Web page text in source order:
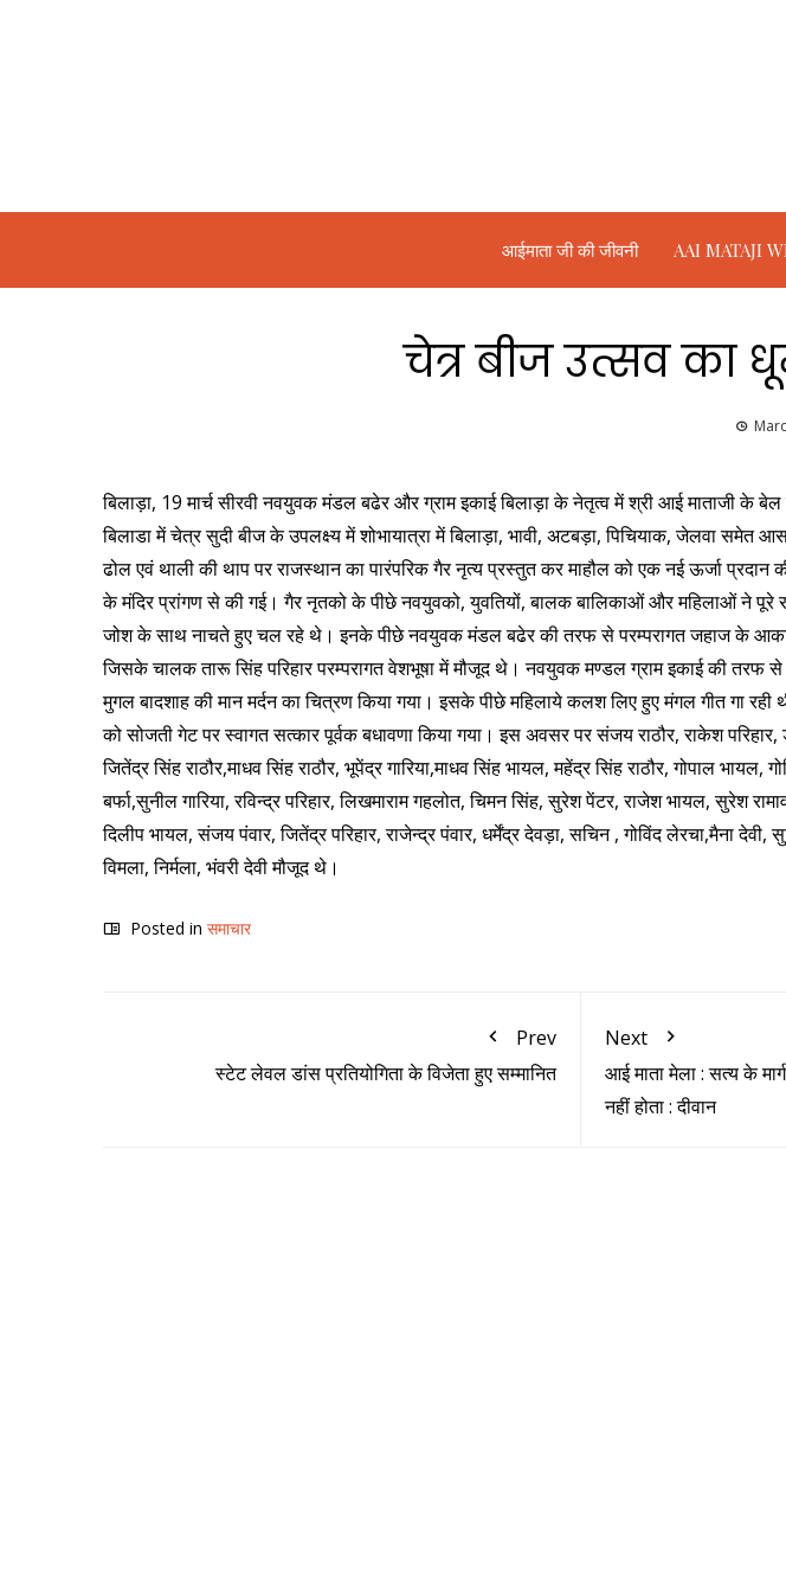
आईमाता जी की जीवनी AAI MATAJI
चेत्र बीज उत्सव
बिलाड़ा, 19 मार्च सीरवी नवयुवक मंडल बढेर और ग्राम इकाई बिलाड़ा के नेतृत्व में श्री आई माताजी के बेल
बिलाडा में चेत्र सुदी बीज के उपलक्ष्य में शोभायात्रा में बिलाड़ा, भावी, अटबड़ा, पिचियाक, जेलवा
ढोल एवं थाली की थाप पर राजस्थान का पारंपरिक गैर नृत्य प्रस्तुत कर माहौल को एक नई ऊर्जा
के मंदिर प्रांगण से की गई। गैर नृतको के पीछे नवयुवको, युवतियों, बालक बालिकाओं और महिलाओं ने पूरे
जोश के साथ नाचते हुए चल रहे थे। इनके पीछे नवयुवक मंडल बढेर की तरफ से परम्परागत जहाज के
जिसके चालक तारू सिंह परिहार परम्परागत वेशभूषा में मौजूद थे। नवयुवक मण्डल ग्राम इकाई की तरफ से
मुगल बादशाह की मान मर्दन का चित्रण किया गया। इसके पीछे महिलाये कलश लिए हुए मंगल गीत गा रही
को सोजती गेट पर स्वागत सत्कार पूर्वक बधावणा किया गया। इस अवसर पर संजय राठौर, राकेश परिहार,
जितेंद्र सिंह राठौर,माधव सिंह राठौर, भूपेंद्र गारिया,माधव सिंह भायल, महेंद्र सिंह राठौर, गोपाल भायल,
बर्फा,सुनील गारिया, रविन्द्र परिहार, लिखमाराम गहलोत, चिमन सिंह, सुरेश पेंटर, राजेश भायल, सुरेश
दिलीप भायल, संजय पंवार, जितेंद्र परिहार, राजेन्द्र पंवार, धर्मेंद्र देवड़ा, सचिन , गोविंद लेरचा,मैना देवी,
विमला, निर्मला, भंवरी देवी मौजूद थे।
Posted in समाचार
Prev
स्टेट लेवल डांस प्रतियोगिता के विजेता हुए सम्मानित
Next
आई माता मेला : सत्य के
नहीं होता : दीवान